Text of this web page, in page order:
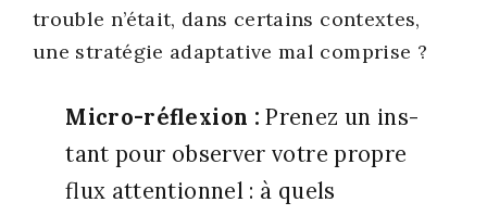
trouble n’était, dans cer­tains contextes,
une stra­té­gie adap­ta­tive mal com­prise ?
Micro-réflexion : Pre­nez un ins­
tant pour obser­ver votre propre
flux atten­tion­nel : à quels